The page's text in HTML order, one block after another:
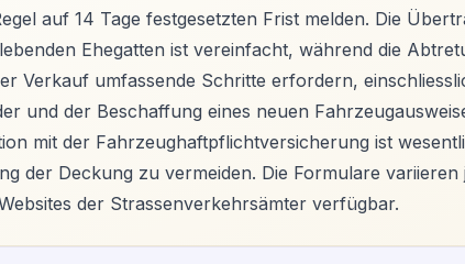
auf 14 Tage festgesetzten Frist melden. Die
Ehegatten ist vereinfacht, während die
Verkauf umfassende Schritte erfordern,
und der Beschaffung eines neuen
mit der Fahrzeughaftpflichtversicherung ist
der Deckung zu vermeiden. Die Formulare
der Strassenverkehrsämter verfügbar.